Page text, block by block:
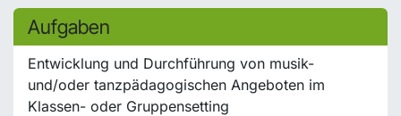
Aufgaben
Entwicklung und Durchführung von musik-
und/oder tanzpädagogischen Angeboten im
Klassen- oder Gruppensetting